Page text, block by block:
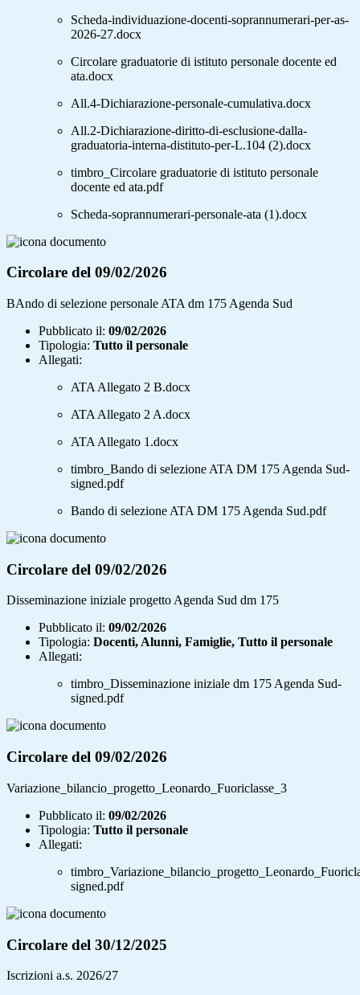
Scheda-individuazione-docenti-soprannumerari-per-as-
2026-27.docx
Circolare graduatorie di istituto personale docente ed
ata.docx
All.4-Dichiarazione-personale-cumulativa.docx
All.2-Dichiarazione-diritto-di-esclusione-dalla-
graduatoria-interna-distituto-per-L.104 (2).docx
timbro_Circolare graduatorie di istituto personale
docente ed ata.pdf
Scheda-soprannumerari-personale-ata (1).docx
Circolare del 09/02/2026
BAndo di selezione personale ATA dm 175 Agenda Sud
Pubblicato il: 09/02/2026
Tipologia: Tutto il personale
Allegati:
ATA Allegato 2 B.docx
ATA Allegato 2 A.docx
ATA Allegato 1.docx
timbro_Bando di selezione ATA DM 175 Agenda Sud-
signed.pdf
Bando di selezione ATA DM 175 Agenda Sud.pdf
Circolare del 09/02/2026
Disseminazione iniziale progetto Agenda Sud dm 175
Pubblicato il: 09/02/2026
Tipologia: Docenti, Alunni, Famiglie, Tutto il personale
Allegati:
timbro_Disseminazione iniziale dm 175 Agenda Sud-
signed.pdf
Circolare del 09/02/2026
Variazione_bilancio_progetto_Leonardo_Fuoriclasse_3
Pubblicato il: 09/02/2026
Tipologia: Tutto il personale
Allegati:
signed.pdf
Circolare del 30/12/2025
Iscrizioni a.s. 2026/27